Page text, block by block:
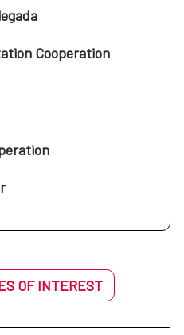
Cooperation
OF INTEREST